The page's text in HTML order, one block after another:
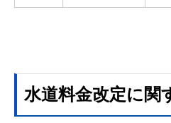
水道料金改定に関